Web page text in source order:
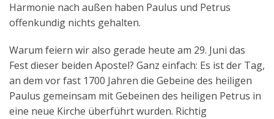
Harmonie nach außen haben Paulus und Petrus
offenkundig nichts gehalten.
Warum feiern wir also gerade heute am 29. Juni das
Fest dieser beiden Apostel? Ganz einfach: Es ist der Tag,
an dem vor fast 1700 Jahren die Gebeine des heiligen
Paulus gemeinsam mit Gebeinen des heiligen Petrus in
eine neue Kirche überführt wurden. Richtig